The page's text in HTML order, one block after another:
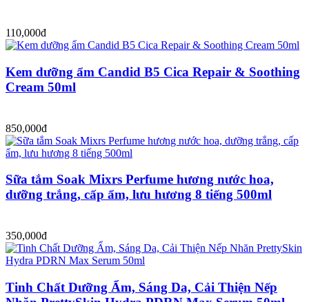
110,000đ
Kem dưỡng ẩm Candid B5 Cica Repair & Soothing
Cream 50ml
850,000đ
Sữa tắm Soak Mixrs Perfume hương nước hoa,
dưỡng trắng, cấp ẩm, lưu hương 8 tiếng 500ml
350,000đ
Tinh Chất Dưỡng Ẩm, Sáng Da, Cải Thiện Nếp